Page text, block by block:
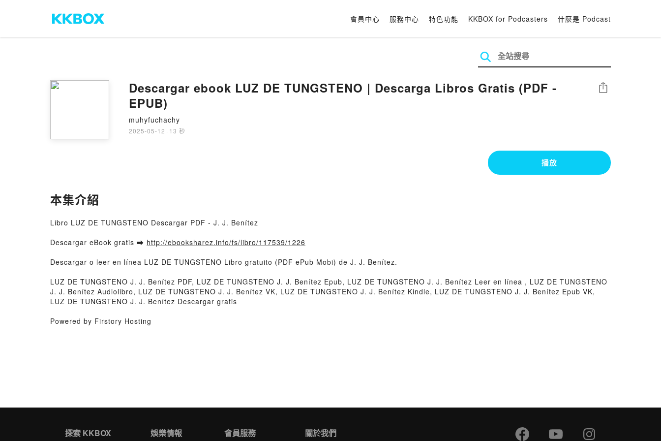
會員中心 服務中心 特色功能 KKBOX for Podcasters 什麼是 Podcast
Descargar ebook LUZ DE TUNGSTENO | Descarga Libros Gratis (PDF -
EPUB)
muhyfuchachy
2025-05-12 · 13 秒
分享
播放
本集介紹
Libro LUZ DE TUNGSTENO Descargar PDF - J. J. Benítez
Descargar eBook gratis ➡ http://ebooksharez.info/fs/libro/117539/1226
Descargar o leer en línea LUZ DE TUNGSTENO Libro gratuito (PDF ePub Mobi) de J. J. Benítez.
LUZ DE TUNGSTENO J. J. Benítez PDF, LUZ DE TUNGSTENO J. J. Benítez Epub, LUZ DE TUNGSTENO J. J. Benítez Leer en línea , LUZ DE TUNGSTENO
J. J. Benítez Audiolibro, LUZ DE TUNGSTENO J. J. Benítez VK, LUZ DE TUNGSTENO J. J. Benítez Kindle, LUZ DE TUNGSTENO J. J. Benítez Epub VK,
LUZ DE TUNGSTENO J. J. Benítez Descargar gratis
Powered by Firstory Hosting
探索 KKBOX 娛樂情報 會員服務 關於我們